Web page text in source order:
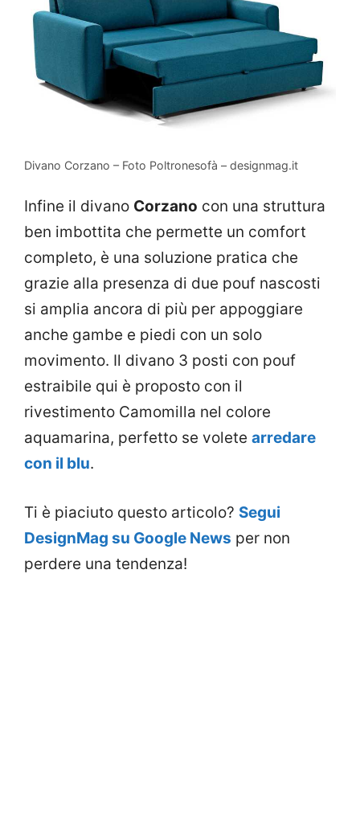
Divano Corzano – Foto Poltronesofà – designmag.it
Infine il divano Corzano con una struttura
ben imbottita che permette un comfort
completo, è una soluzione pratica che
grazie alla presenza di due pouf nascosti
si amplia ancora di più per appoggiare
anche gambe e piedi con un solo
movimento. Il divano 3 posti con pouf
estraibile qui è proposto con il
rivestimento Camomilla nel colore
aquamarina, perfetto se volete arredare
con il blu.
Ti è piaciuto questo articolo? Segui
DesignMag su Google News per non
perdere una tendenza!